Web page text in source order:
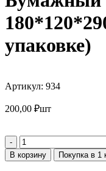
упаковке)
Артикул: 934
200,00 ₽шт
В корзину Покупка в 1